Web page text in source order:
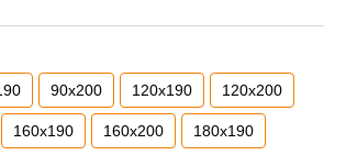
90x200 120x190 120x200
160x190 160x200 180x190